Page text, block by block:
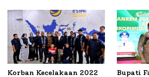
Mutiara Sentosa II
Ideal
Korban Kecelakaan 2022
Bupati